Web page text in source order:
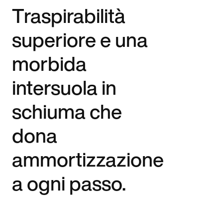
Traspirabilità
superiore e una
morbida
intersuola in
schiuma che
dona
ammortizzazione
a ogni passo.